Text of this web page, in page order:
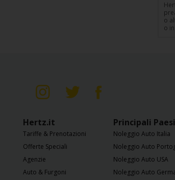
o
o
Hertz.it
Tariffe & Prenotazioni
Offerte Speciali
Agenzie
Auto & Furgoni
Principali Paesi
Noleggio Auto Italia
Noleggio Auto
Noleggio Auto USA
Noleggio Auto